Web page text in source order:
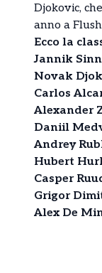
Djokovic,
anno a
Ecco la
Jannik
Novak
Carlos
Alexander
Daniil
Andrey
Hubert
Casper
Grigor
Alex De